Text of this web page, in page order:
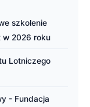
szkolenie
w 2026 roku
Lotniczego
- Fundacja